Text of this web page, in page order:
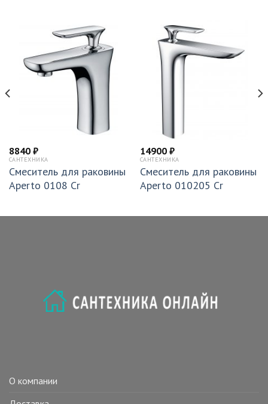
8840 ₽
САНТЕХНИКА
Смеситель для раковины
Aperto 0108 Cr
14900 ₽
САНТЕХНИКА
Смеситель для раковины
Aperto 010205 Cr
О компании